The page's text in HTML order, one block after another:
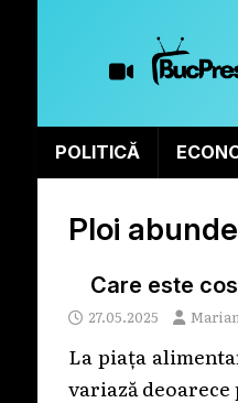
POLITICĂ
Ploi
Care este
27.05.2025
La piața
variază